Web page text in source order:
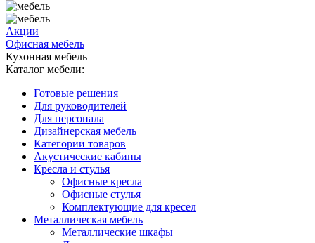
Акции
Офисная мебель
Кухонная мебель
Каталог мебели:
Готовые решения
Для руководителей
Для персонала
Дизайнерская мебель
Категории товаров
Акустические кабины
Кресла и стулья
Офисные кресла
Офисные стулья
Комплектующие для кресел
Металлическая мебель
Металлические шкафы